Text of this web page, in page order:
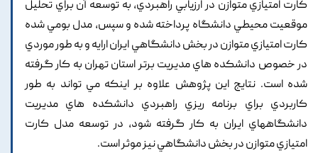
کارت امتيازي متوازن در ارزيابي راهبردي, به توسعه آن براي تحليل
موقعيت محيطي دانشگاه پرداخته شده و سپس, مدل بومي شده
کارت امتيازي متوازن در بخش دانشگاهي ايران ارايه و به طور موردي
در خصوص دانشکده هاي مديريت برتر استان تهران به کار گرفته
شده است. نتايج اين پژوهش علاوه بر اينکه مي تواند به طور
کاربردي براي برنامه ريزي راهبردي دانشکده هاي مديريت
دانشگاههاي ايران به کار گرفته شود, در توسعه مدل کارت
امتيازي متوازن در بخش دانشگاهي نيز موثر است.